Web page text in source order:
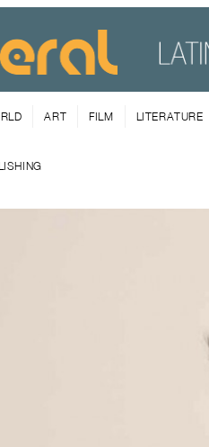
ART FILM LITERATURE